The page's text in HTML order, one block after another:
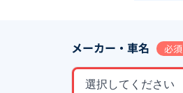
メーカー・車名 必須
選択してください